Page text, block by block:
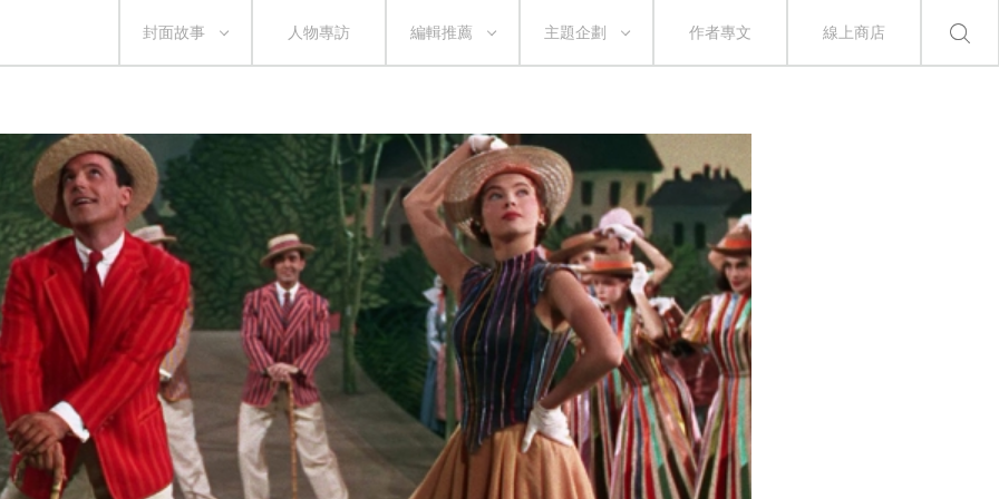
封面故事 人物專訪 編輯推薦 主題企劃 作者專文 線上商店